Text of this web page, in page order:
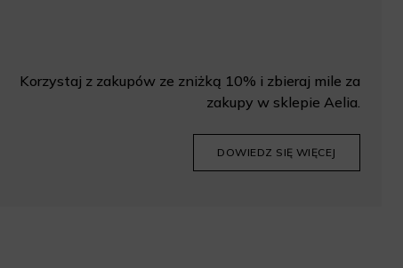
Korzystaj z zakupów ze zniżką 10% i zbieraj mile za
zakupy w sklepie Aelia.
DOWIEDZ SIĘ WIĘCEJ